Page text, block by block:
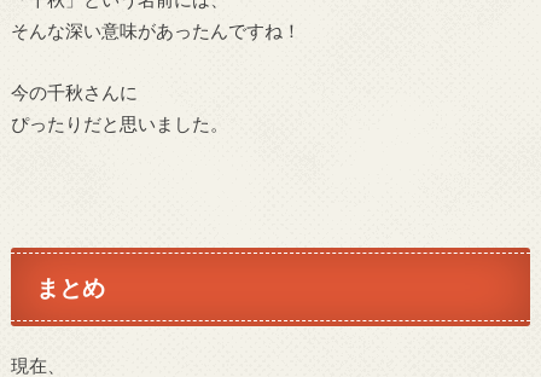
そんな深い意味があったんですね！
今の千秋さんに
ぴったりだと思いました。
まとめ
現在、